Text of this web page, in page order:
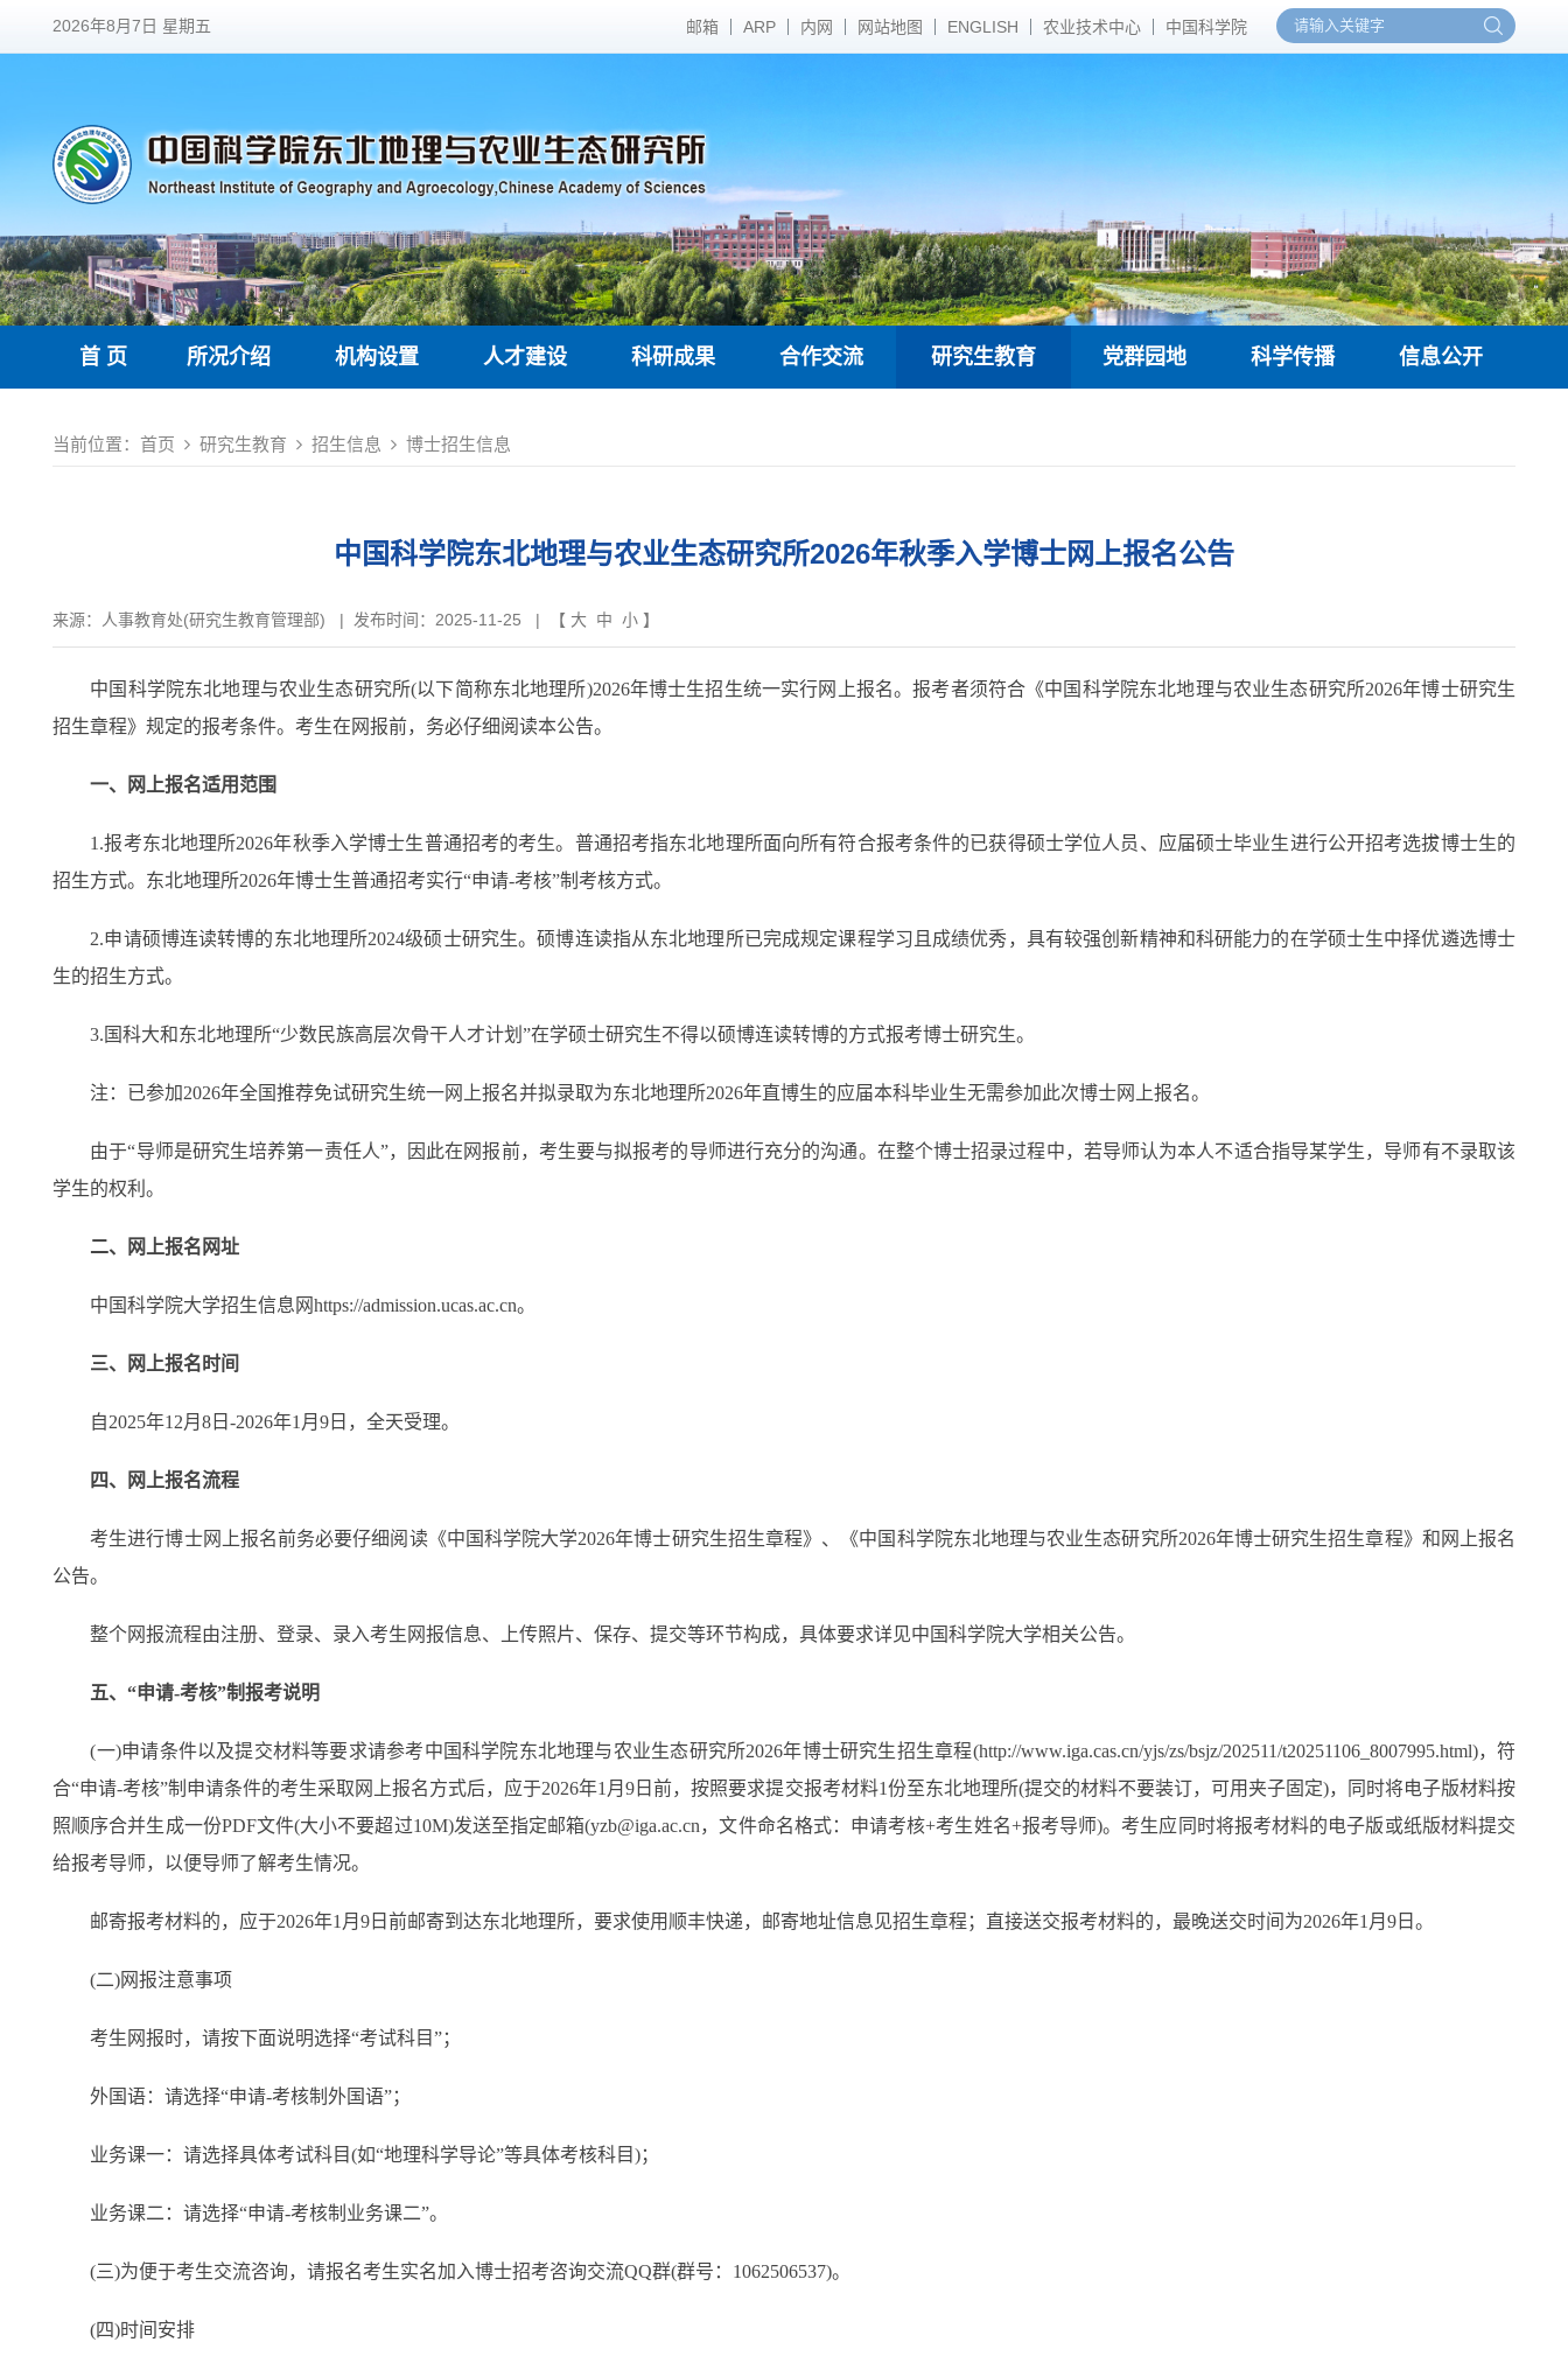
2026年8月7日 星期五 邮箱 ARP 内网 网站地图 ENGLISH 农业技术中心 中国科学院
首 页 所况介绍 机构设置 人才建设 科研成果 合作交流 研究生教育 党群园地 科学传播 信息公开
当前位置： 首页 研究生教育 招生信息 博士招生信息
中国科学院东北地理与农业生态研究所2026年秋季入学博士网上报名公告
来源： 人事教育处(研究生教育管理部) | 发布时间：2025-11-25 | 【 大 中 小 】
中国科学院东北地理与农业生态研究所(以下简称东北地理所)2026年博士生招生统一实行网上报名。报考者须符合《中国科学院东北地理与农业生态研究所2026年博士研究生
招生章程》规定的报考条件。考生在网报前，务必仔细阅读本公告。
一、网上报名适用范围
1.报考东北地理所2026年秋季入学博士生普通招考的考生。普通招考指东北地理所面向所有符合报考条件的已获得硕士学位人员、应届硕士毕业生进行公开招考选拔博士生的
招生方式。东北地理所2026年博士生普通招考实行“申请-考核”制考核方式。
2.申请硕博连读转博的东北地理所2024级硕士研究生。硕博连读指从东北地理所已完成规定课程学习且成绩优秀，具有较强创新精神和科研能力的在学硕士生中择优遴选博士
生的招生方式。
3.国科大和东北地理所“少数民族高层次骨干人才计划”在学硕士研究生不得以硕博连读转博的方式报考博士研究生。
注：已参加2026年全国推荐免试研究生统一网上报名并拟录取为东北地理所2026年直博生的应届本科毕业生无需参加此次博士网上报名。
由于“导师是研究生培养第一责任人”，因此在网报前，考生要与拟报考的导师进行充分的沟通。在整个博士招录过程中，若导师认为本人不适合指导某学生，导师有不录取该
学生的权利。
二、网上报名网址
中国科学院大学招生信息网https://admission.ucas.ac.cn。
三、网上报名时间
自2025年12月8日-2026年1月9日，全天受理。
四、网上报名流程
考生进行博士网上报名前务必要仔细阅读《中国科学院大学2026年博士研究生招生章程》、《中国科学院东北地理与农业生态研究所2026年博士研究生招生章程》和网上报名
公告。
整个网报流程由注册、登录、录入考生网报信息、上传照片、保存、提交等环节构成，具体要求详见中国科学院大学相关公告。
五、“申请-考核”制报考说明
(一)申请条件以及提交材料等要求请参考中国科学院东北地理与农业生态研究所2026年博士研究生招生章程(http://www.iga.cas.cn/yjs/zs/bsjz/202511/t20251106_8007995.html)，符
合“申请-考核”制申请条件的考生采取网上报名方式后，应于2026年1月9日前，按照要求提交报考材料1份至东北地理所(提交的材料不要装订，可用夹子固定)，同时将电子版材料按
照顺序合并生成一份PDF文件(大小不要超过10M)发送至指定邮箱(yzb@iga.ac.cn，文件命名格式：申请考核+考生姓名+报考导师)。考生应同时将报考材料的电子版或纸版材料提交
给报考导师，以便导师了解考生情况。
邮寄报考材料的，应于2026年1月9日前邮寄到达东北地理所，要求使用顺丰快递，邮寄地址信息见招生章程；直接送交报考材料的，最晚送交时间为2026年1月9日。
(二)网报注意事项
考生网报时，请按下面说明选择“考试科目”；
外国语：请选择“申请-考核制外国语”；
业务课一：请选择具体考试科目(如“地理科学导论”等具体考核科目)；
业务课二：请选择“申请-考核制业务课二”。
(三)为便于考生交流咨询，请报名考生实名加入博士招考咨询交流QQ群(群号：1062506537)。
(四)时间安排